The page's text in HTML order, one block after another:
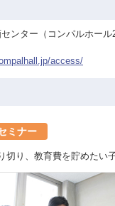
ンター（コンパルホール2
access/
ミナー
り、教育費を貯めたい